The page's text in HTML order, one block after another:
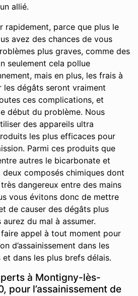
allié.
rapidement, parce que plus le
avez des chances de vous
plus graves, comme des
seulement cela pollue
mais en plus, les frais à
les dégâts seront vraiment
ces complications, et
début du problème. Nous
des appareils ultra
les plus efficaces pour
Parmi ces produits que
autres le bicarbonate et
deux composés chimiques dont
dangereux entre des mains
vous évitons donc de mettre
de causer des dégâts plus
du mal à assumer.
faire appel à tout moment pour
d’assainissement dans les
dans les plus brefs délais.
à Montigny-lès-
pour l’assainissement de